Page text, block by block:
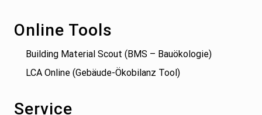
Online Tools
Building Material Scout (BMS – Bauökologie)
LCA Online (Gebäude-Ökobilanz Tool)
Service